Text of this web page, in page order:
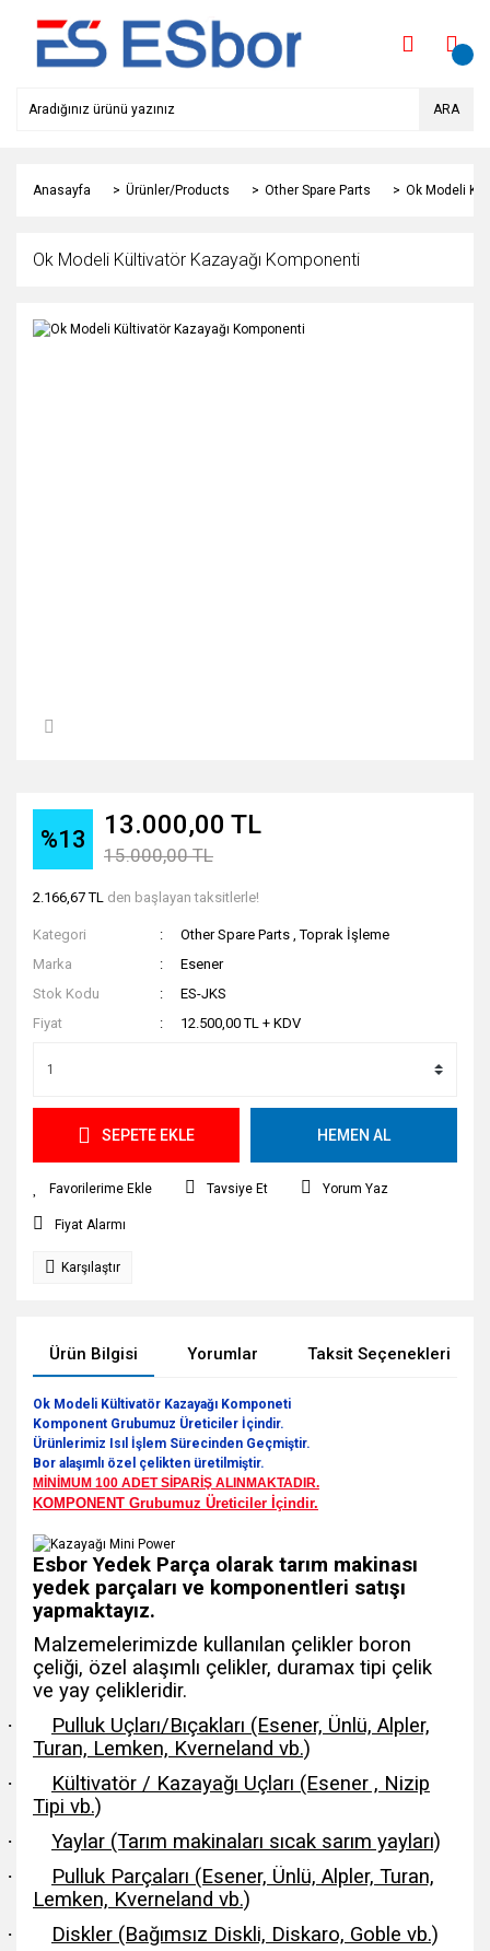
ARA
Anasayfa Ürünler/Products Other Spare Parts Ok Modeli
Ok Modeli Kültivatör Kazayağı Komponenti
%13 13.000,00 TL
15.000,00 TL
2.166,67 TL den başlayan taksitlerle!
Kategori Other Spare Parts ,Toprak İşleme
Marka
Esener
Stok Kodu
ES-JKS
Fiyat
12.500,00 TL + KDV
SEPETE EKLE HEMEN AL
Tavsiye Et Yorum Yaz
Fiyat Alarmı
Karşılaştır
Ürün Bilgisi Yorumlar Taksit Seçenekleri
Ok Modeli Kültivatör Kazayağı Komponeti
Komponent Grubumuz Üreticiler İçindir.
Ürünlerimiz Isıl İşlem Sürecinden Geçmiştir.
Bor alaşımlı özel çelikten üretilmiştir.
MİNİMUM 100 ADET SİPARİŞ ALINMAKTADIR.
KOMPONENT Grubumuz Üreticiler İçindir.
Esbor Yedek Parça olarak tarım makinası
yedek parçaları ve komponentleri satışı
yapmaktayız.
Malzemelerimizde kullanılan çelikler boron
çeliği, özel alaşımlı çelikler, duramax tipi çelik
ve yay çelikleridir.
·
Pulluk Uçları/Bıçakları (Esener, Ünlü, Alpler,
Turan, Lemken, Kverneland vb.)
·
Kültivatör / Kazayağı Uçları (Esener , Nizip
Tipi vb.)
· Yaylar (Tarım makinaları sıcak sarım yayları)
·
Pulluk Parçaları (Esener, Ünlü, Alpler, Turan,
Lemken, Kverneland vb.)
· Diskler (Bağımsız Diskli, Diskaro, Goble vb.)